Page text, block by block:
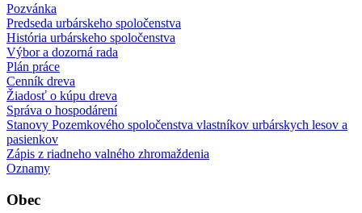
Pozvánka
Predseda urbárskeho spoločenstva
História urbárskeho spoločenstva
Výbor a dozorná rada
Plán práce
Cenník dreva
Žiadosť o kúpu dreva
Správa o hospodárení
Stanovy Pozemkového spoločenstva vlastníkov urbárskych lesov a
pasienkov
Zápis z riadneho valného zhromaždenia
Oznamy
Obec